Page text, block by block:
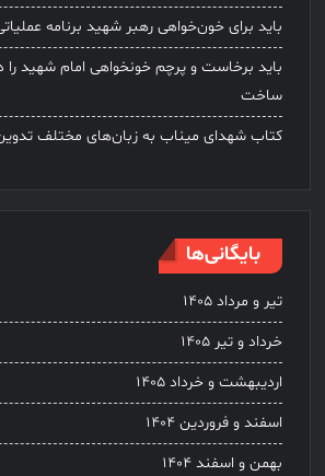
باید برای خون‌خواهی رهبر شهید برنامه
باید برخاست و پرچم خونخواهی امام شهید را
ساخت
کتاب شهدای میناب به زبان‌های مختلف
بایگانی‌ها
تیر و مرداد ۱۴۰۵
خرداد و تیر ۱۴۰۵
اردیبهشت و خرداد ۱۴۰۵
اسفند و فروردین ۱۴۰۴
بهمن و اسفند ۱۴۰۴